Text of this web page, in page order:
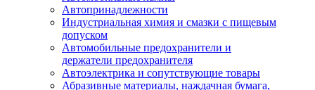
Автопринадлежности
Индустриальная химия и смазки с пищевым
допуском
Автомобильные предохранители и
держатели предохранителя
Автоэлектрика и сопутствующие товары
Абразивные материалы, наждачная бумага,